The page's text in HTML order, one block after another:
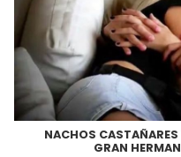
NACHOS
GRAN